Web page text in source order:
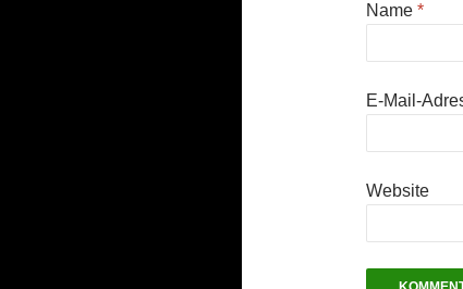
Name *
E-Mail-
Website